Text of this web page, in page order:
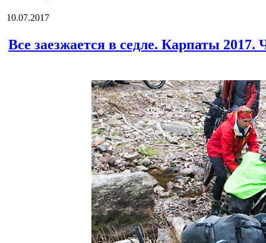
10.07.2017
Все заезжается в седле. Карпаты 2017.